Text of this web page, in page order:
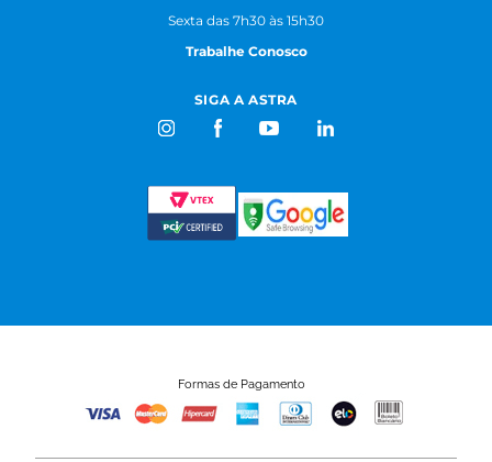
Sexta das 7h30 às 15h30
Trabalhe Conosco
SIGA A ASTRA
Formas de Pagamento